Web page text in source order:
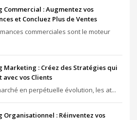
Commercial : Augmentez vos
et Concluez Plus de Ventes
commerciales sont le moteur
Marketing : Créez des Stratégies qui
avec vos Clients
en perpétuelle évolution, les at...
Organisationnel : Réinventez vos